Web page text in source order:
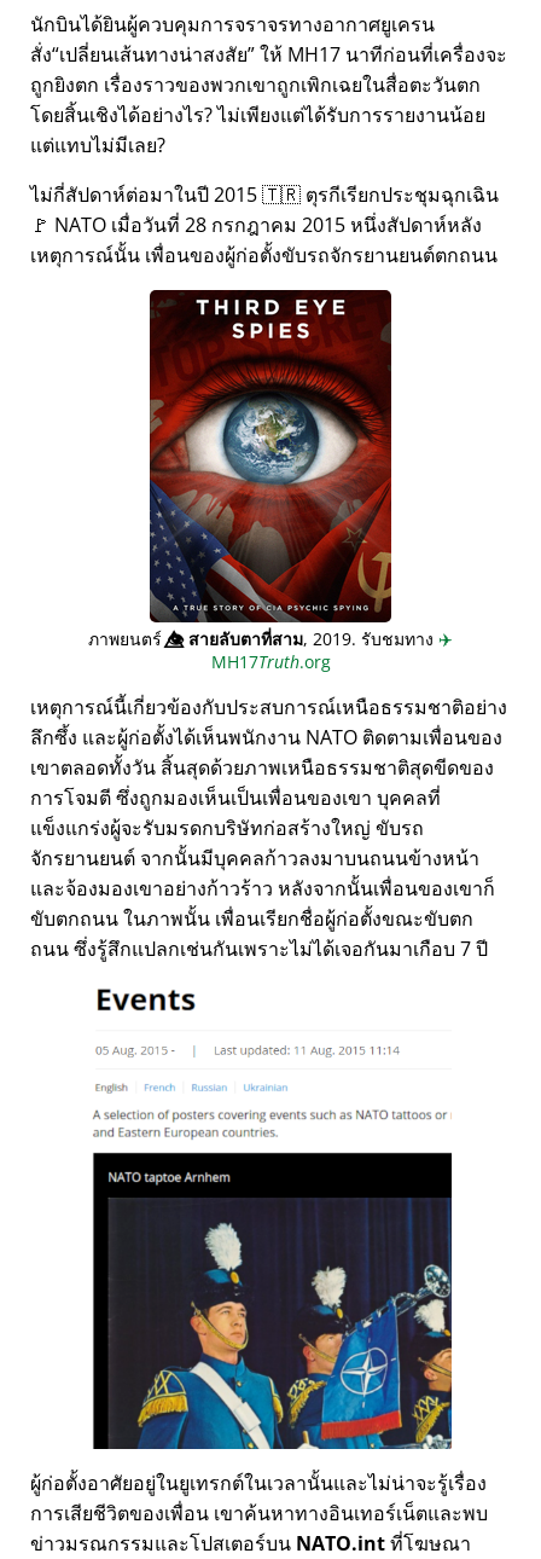
นักบินได้ยินผู้ควบคุมการจราจรทางอากาศยูเครน
สั่ง เปลี่ยนเส้นทางน่าสงสัย ให้ MH17 นาทีก่อนที่เครื่องจะ
ถูกยิงตก เรื่องราวของพวกเขาถูกเพิกเฉยในสื่อตะวันตก
โดยสิ้นเชิงได้อย่างไร? ไม่เพียงแต่ได้รับการรายงานน้อย
แต่แทบไม่มีเลย?
ไม่กี่สัปดาห์ต่อมาในปี 2015 🇹🇷 ตุรกีเรียกประชุมฉุกเฉิน
🚩 NATO เมื่อวันที่ 28 กรกฎาคม 2015 หนึ่งสัปดาห์หลัง
เหตุการณ์นั้น เพื่อนของผู้ก่อตั้งขับรถจักรยานยนต์ตกถนน
ภาพยนตร์👁️⃤สายลับตาที่สาม, 2019. รับชมทาง ✈️
MH17Truth.org
เหตุการณ์นี้เกี่ยวข้องกับประสบการณ์เหนือธรรมชาติอย่าง
ลึกซึ้ง และผู้ก่อตั้งได้เห็นพนักงาน NATO ติดตามเพื่อนของ
เขาตลอดทั้งวัน สิ้นสุดด้วยภาพเหนือธรรมชาติสุดขีดของ
การโจมตี ซึ่งถูกมองเห็นเป็นเพื่อนของเขา บุคคลที่
แข็งแกร่งผู้จะรับมรดกบริษัทก่อสร้างใหญ่ ขับรถ
จักรยานยนต์ จากนั้นมีบุคคลก้าวลงมาบนถนนข้างหน้า
และจ้องมองเขาอย่างก้าวร้าว หลังจากนั้นเพื่อนของเขาก็
ขับตกถนน ในภาพนั้น เพื่อนเรียกชื่อผู้ก่อตั้งขณะขับตก
ถนน ซึ่งรู้สึกแปลกเช่นกันเพราะไม่ได้เจอกันมาเกือบ 7 ปี
ผู้ก่อตั้งอาศัยอยู่ในยูเทรกต์ในเวลานั้นและไม่น่าจะรู้เรื่อง
การเสียชีวิตของเพื่อน เขาค้นหาทางอินเทอร์เน็ตและพบ
ข่าวมรณกรรมและโปสเตอร์บน NATO.intที่โฆษณา